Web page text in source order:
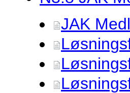
JAK